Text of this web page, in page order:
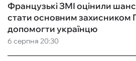
6 серпня 20:30
Французькі ЗМІ оцінили
стати основним
допомогти українцю